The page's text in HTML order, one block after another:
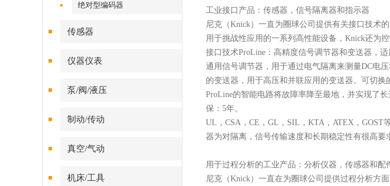
绝对型编码器
传感器
仪器仪表
泵/阀/液压
制动/传动
真空/气动
机床/工具
工业接口产品：传感器，信号隔离器和指示器
尼克（Knick）一直为圈球公司提供有关接口技术
用于挑战性应用的一系列高性能设备，Knick还为
接口技术ProLine ：高精度信号调节器和变送器，
通用信号调节器，用于通过电气隔离来测量DC电
的变送器，用于高压和并联应用的变送器。可切
ProLine的智能电路将故障率降至最地，并实现了
保：5年。
UL，CSA，CE，GL，SIL，KTA，ATEX，
器为对隔离，信号传输速度和长期稳定性有很高要
用于过程分析的工业产品：分析仪器，传感器和配
尼克（Knick）一直在为圈球公司提供过程分析方